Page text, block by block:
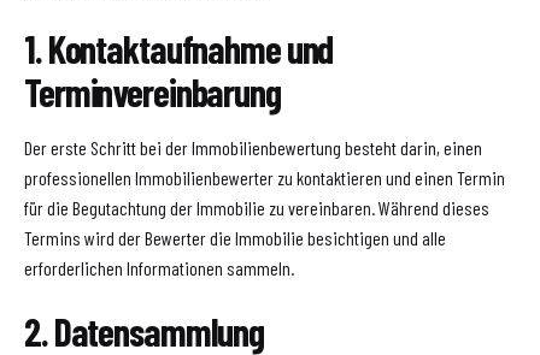
1. Kontaktaufnahme und
Terminvereinbarung
Der erste Schritt bei der Immobilienbewertung besteht darin, einen
professionellen Immobilienbewerter zu kontaktieren und einen Termin
für die Begutachtung der Immobilie zu vereinbaren. Während dieses
Termins wird der Bewerter die Immobilie besichtigen und alle
erforderlichen Informationen sammeln.
2. Datensammlung